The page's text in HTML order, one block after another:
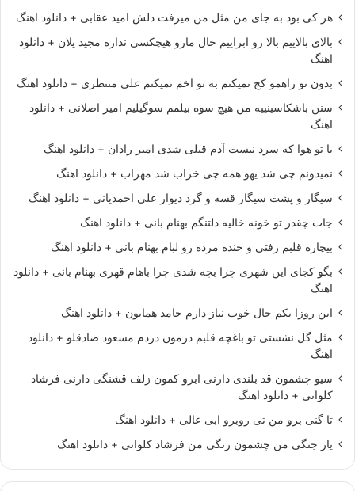
هر کی بود به جای من مثل من میرفت دلش امید عقابی + دانلود اهنگ
بالای بالاییم بالا رو ابراییم حال مارو هیچکسی نداره مجید یلان + دانلود
اهنگ
بدون تو راهمو کج نمیکنم به تو اخم نمیکنم علی منتظری + دانلود اهنگ
سنن باشکاسینییه من هیچ سوه بیلمم سوگیلیم امیر اصلانی + دانلود
اهنگ
با تو هوا که سرد نیست آدم قبلی شدی امیر رادان + دانلود اهنگ
نمیدونم چی شد یهو همه چی خراب شد مهراب + دانلود اهنگ
سیگار و پشت سیگار قسه و گرد دیوار علی احمدیانی + دانلود اهنگ
جات چقدر تو خونه خالیه دلتنگم بهنام بانی + دانلود اهنگ
بیچاره قلبم رفتی و خنده مرده رو لبام بهنام بانی + دانلود اهنگ
بگو کجای این شهری چرا بچه شدی چرا باهام قهری بهنام بانی + دانلود
اهنگ
این روزا یکم حال خوب نیاز دارم حامد همایون + دانلود اهنگ
مثل گل نشستی تو باغچه قلبم درمون دردم مسعود صادقلو + دانلود
اهنگ
سیو چشمون قد بلندی دارنی ابرو کمون زلف قشنگی دارنی فرشاد
کلوانی + دانلود اهنگ
تا گنی برو من تی روبرو ابی عالی + دانلود اهنگ
یار جنگی من چشمون رنگی من فرشاد کلوانی + دانلود اهنگ